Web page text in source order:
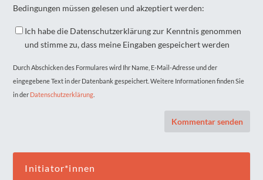
Bedingungen müssen gelesen und akzeptiert werden:
Ich habe die Datenschutzerklärung zur Kenntnis genommen
und stimme zu, dass meine Eingaben gespeichert werden
Durch Abschicken des Formulares wird Ihr Name, E-Mail-Adresse und der
eingegebene Text in der Datenbank gespeichert. Weitere Informationen finden Sie
in der Datenschutzerklärung
Initiator*innen